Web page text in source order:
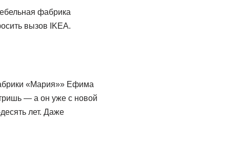
фабрика
вызов IKEA.
«Мария»» Ефима
— а он уже с новой
лет. Даже